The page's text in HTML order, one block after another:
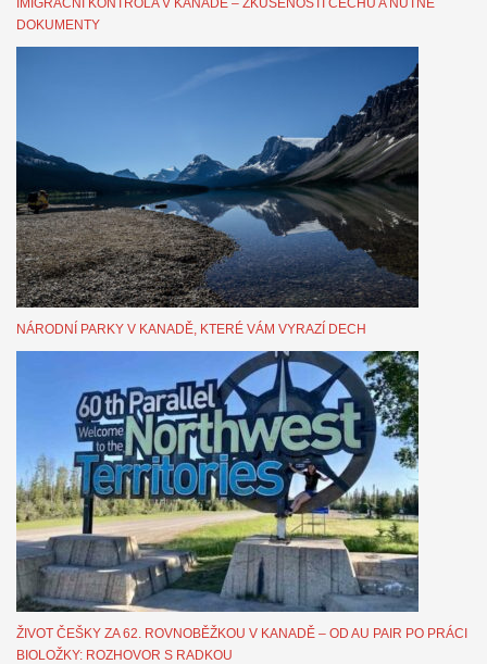
IMIGRAČNÍ KONTROLA V KANADĚ – ZKUŠENOSTI ČECHŮ A NUTNÉ
DOKUMENTY
NÁRODNÍ PARKY V KANADĚ, KTERÉ VÁM VYRAZÍ DECH
ŽIVOT ČEŠKY ZA 62. ROVNOBĚŽKOU V KANADĚ – OD AU PAIR PO PRÁCI
BIOLOŽKY: ROZHOVOR S RADKOU